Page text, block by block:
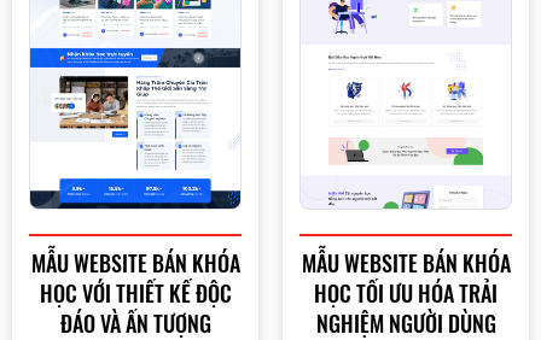
MẪU WEBSITE BÁN KHÓA
HỌC VỚI THIẾT KẾ ĐỘC
ĐÁO VÀ ẤN TƯỢNG
MẪU WEBSITE BÁN KHÓA
HỌC TỐI ƯU HÓA TRẢI
NGHIỆM NGƯỜI DÙNG